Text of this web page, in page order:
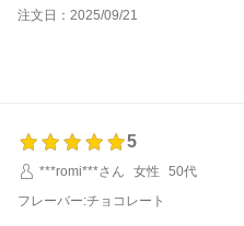
注文日：2025/09/21
5
***romi***さん
女性
50代
フレーバー:チョコレート